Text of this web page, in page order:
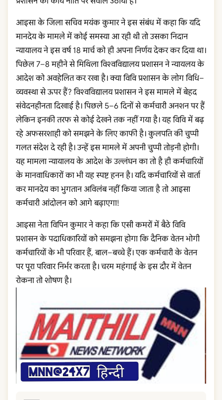
आइसा के जिला सचिव मयंक कुमार ने इस संबंध में कहा कि यदि
मानदेय के मामले में कोई समस्या आ रही थी तो उसका निदान
न्यायालय ने इस वर्ष 18 मार्च को ही अपना निर्णय देकर कर दिया था।
पिछेल 7–8 महीने से मिथिला विश्वविद्यालय प्रशासन ने न्यायलय के
आदेश को अवहेलित कर रखा है। क्या विवि प्रशासन के लोग विधि–
व्यवस्था से ऊपर हैं? विश्वविद्यालय प्रशासन ने इस मामले में बेहद
संवेदनहीनता दिखाई है। पिछले 5–6 दिनों से कर्मचारी अनशन पर हैं
लेकिन इनकी तरफ से कोई देखने तक नहीं गया है। यह विवि में बढ़
रहे अफसरशाही को समझने के लिए काफी है। कुलपति की चुप्पी
गलत संदेश दे रही है। उन्हें इस मामले में अपनी चुप्पी तोड़नी होगी।
यह मामला न्यायालय के आदेश के उल्लंघन का तो है ही कर्मचारियों
के मानवाधिकारों का भी यह स्पष्ट हनन है। यदि कर्मचारियों से वार्ता
कर मानदेय का भुगतान अविलंब नहीं किया जाता है तो आइसा
कर्मचारी आंदोलन को आगे बढ़ाएगा!
आइसा नेता विपिन कुमार ने कहा कि एसी कमरों में बैठे विवि
प्रशासन के पदाधिकारियों को समझना होगा कि दैनिक वेतन भोगी
कर्मचारियों के भी परिवार हैं, बाल–बच्चे हैं। एक कर्मचारी के वेतन
पर पूरा परिवार निर्भर करता है। चरम महंगाई के इस दौर में वेतन
रोकना तो शोषण है।